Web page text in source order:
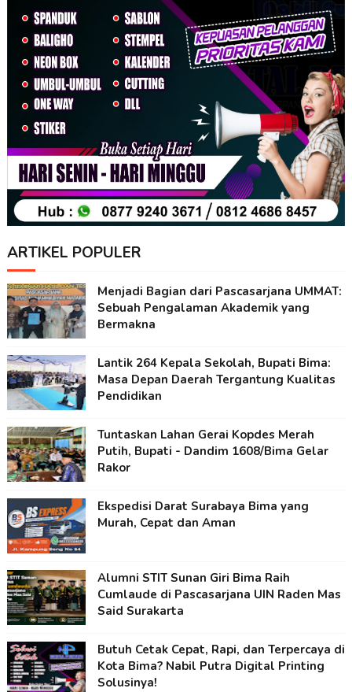
ARTIKEL POPULER
Menjadi Bagian dari Pascasarjana UMMAT:
Sebuah Pengalaman Akademik yang
Bermakna
Lantik 264 Kepala Sekolah, Bupati Bima:
Masa Depan Daerah Tergantung Kualitas
Pendidikan
Tuntaskan Lahan Gerai Kopdes Merah
Putih, Bupati - Dandim 1608/Bima Gelar
Rakor
Ekspedisi Darat Surabaya Bima yang
Murah, Cepat dan Aman
Alumni STIT Sunan Giri Bima Raih
Cumlaude di Pascasarjana UIN Raden Mas
Said Surakarta
Butuh Cetak Cepat, Rapi, dan Terpercaya di
Kota Bima? Nabil Putra Digital Printing
Solusinya!